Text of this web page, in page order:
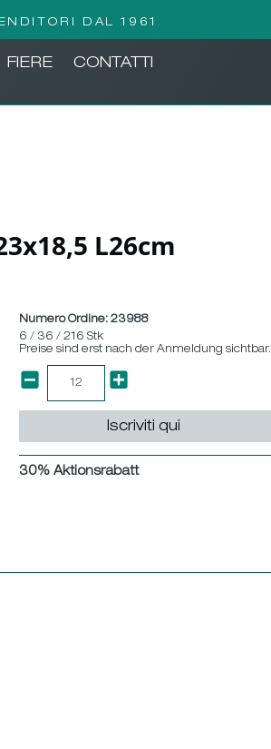
DAL 1961
FIERE CONTATTI
L26cm
Numero Ordine:23988
6 / 36 / 216 Stk
Preise sind erst nach der Anmeldung sichtbar.
Iscriviti qui
30% Aktionsrabatt